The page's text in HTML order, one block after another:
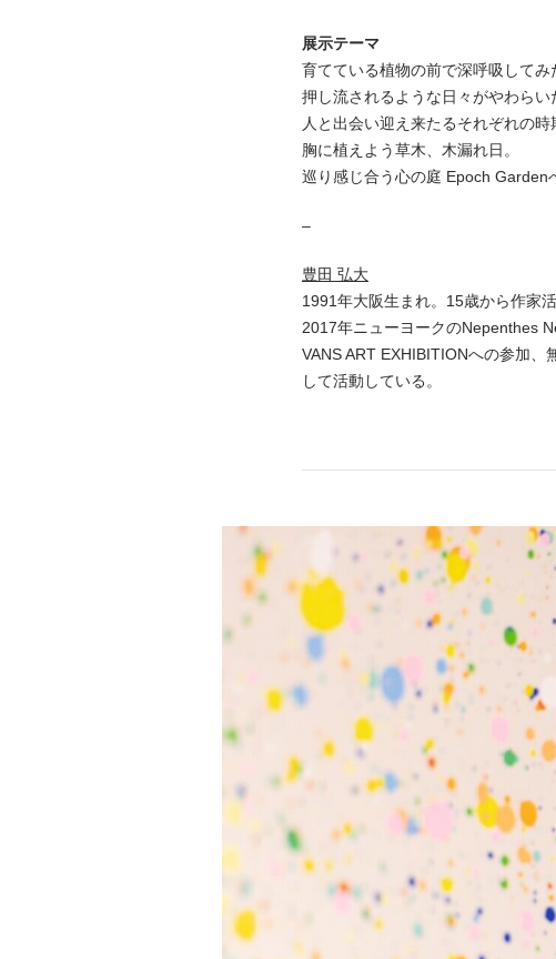
展示テーマ
育てている植物の前で深呼吸してみ
押し流されるような日々がやわらい
人と出会い迎え来たるそれぞれの時
胸に植えよう草木、木漏れ日。
巡り感じ合う心の庭 Epoch Garden
–
豊田 弘大
1991年大阪生まれ。15歳から作家活
2017年ニューヨークのNepenthes
VANS ART EXHIBITIONへの参加
して活動している。